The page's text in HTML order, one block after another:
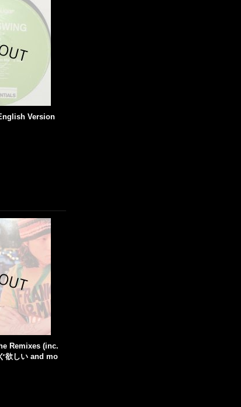
Version
Remixes (inc.
欲しい and mo